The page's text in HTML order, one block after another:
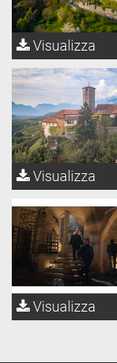
Visualizza
Visualizza
Visualizza